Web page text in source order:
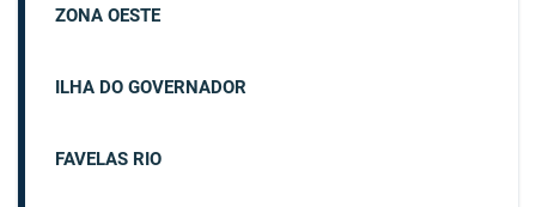
ZONA OESTE
ILHA DO GOVERNADOR
FAVELAS RIO